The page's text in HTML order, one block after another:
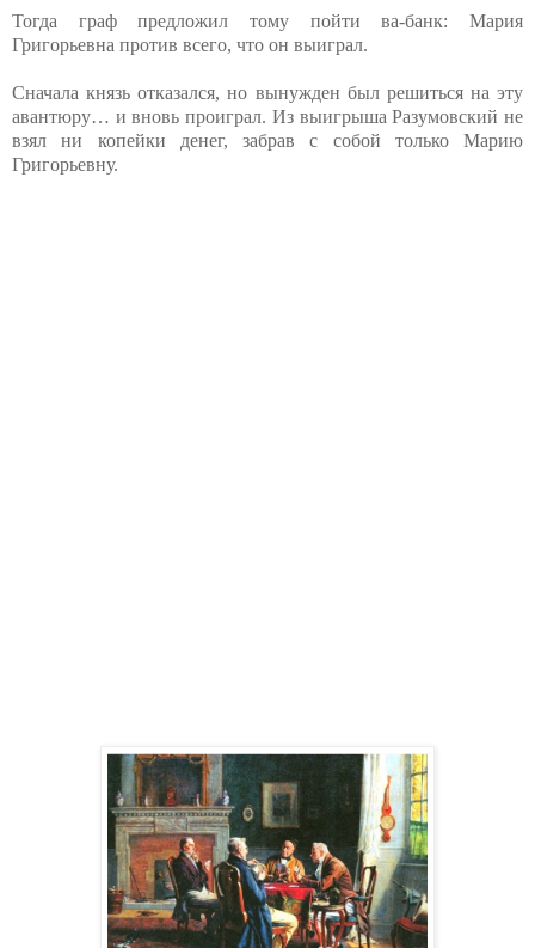
Тогда граф предложил тому пойти ва-банк: Мария
Григорьевна против всего, что он выиграл.
Сначала князь отказался, но вынужден был решиться на эту
авантюру… и вновь проиграл. Из выигрыша Разумовский не
взял ни копейки денег, забрав с собой только Марию
Григорьевну.